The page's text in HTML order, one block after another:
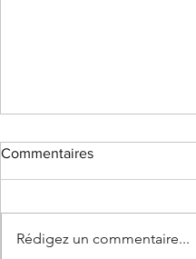
Commentaires
Rédigez un commentaire...